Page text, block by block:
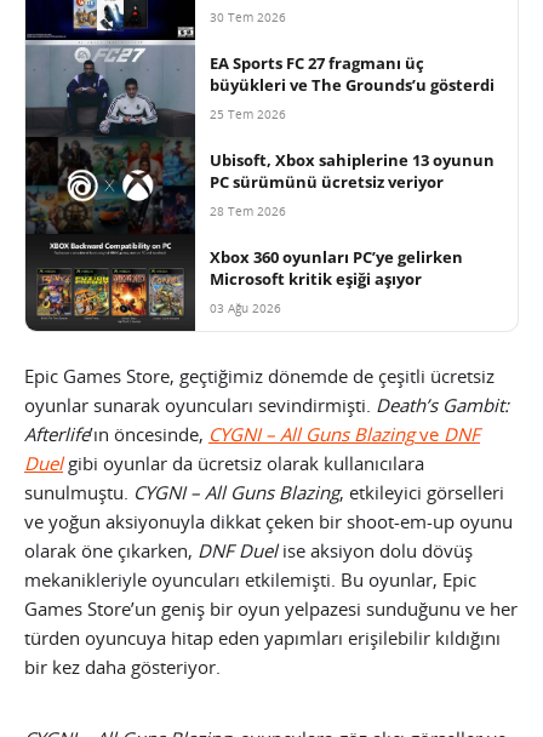
30 Tem 2026
EA Sports FC 27 fragmanı üç
büyükleri ve The Grounds’u gösterdi
25 Tem 2026
Ubisoft, Xbox sahiplerine 13 oyunun
PC sürümünü ücretsiz veriyor
28 Tem 2026
Xbox 360 oyunları PC’ye gelirken
Microsoft kritik eşiği aşıyor
03 Ağu 2026
Epic Games Store, geçtiğimiz dönemde de çeşitli ücretsiz
oyunlar sunarak oyuncuları sevindirmişti. Death’s Gambit:
Afterlife’ın öncesinde, CYGNI – All Guns Blazingve DNF
Duelgibi oyunlar da ücretsiz olarak kullanıcılara
sunulmuştu. CYGNI – All Guns Blazing, etkileyici görselleri
ve yoğun aksiyonuyla dikkat çeken bir shoot-em-up oyunu
olarak öne çıkarken, DNF Duelise aksiyon dolu dövüş
mekanikleriyle oyuncuları etkilemişti. Bu oyunlar, Epic
Games Store’un geniş bir oyun yelpazesi sunduğunu ve her
türden oyuncuya hitap eden yapımları erişilebilir kıldığını
bir kez daha gösteriyor.